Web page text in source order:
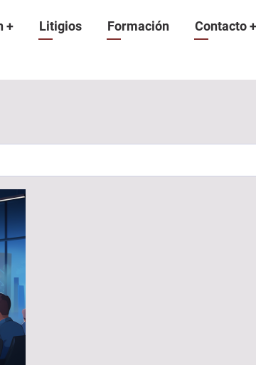
+ Litigios Formación Contacto+